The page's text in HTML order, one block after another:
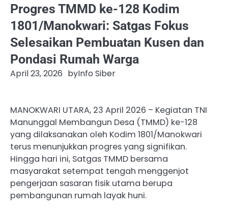
Progres TMMD ke-128 Kodim
1801/Manokwari: Satgas Fokus
Selesaikan Pembuatan Kusen dan
Pondasi Rumah Warga ​
April 23, 2026 byInfo Siber
MANOKWARI UTARA, 23 April 2026 – Kegiatan TNI
Manunggal Membangun Desa (TMMD) ke-128
yang dilaksanakan oleh Kodim 1801/Manokwari
terus menunjukkan progres yang signifikan.
Hingga hari ini, Satgas TMMD bersama
masyarakat setempat tengah menggenjot
pengerjaan sasaran fisik utama berupa
pembangunan rumah layak huni.